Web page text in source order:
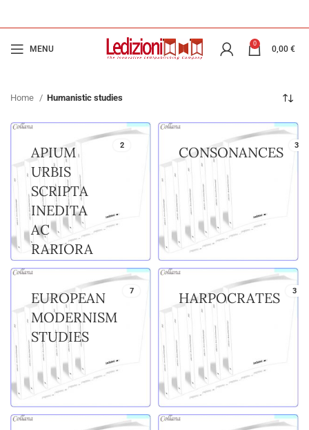
MENU
0
0,00 €
Home Humanistic studies
APIUM
URBIS
SCRIPTA
INEDITA
AC
RARIORA
2 CONSONANCES 36
EUROPEAN
MODERNISM
STUDIES
7 HARPOCRATES 3